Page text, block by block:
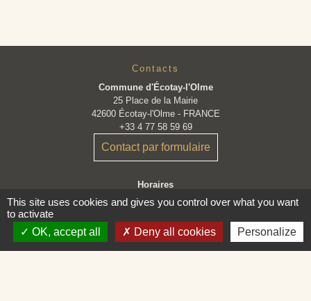
Contacts
Commune d'Écotay-l'Olme
25 Place de la Mairie
42600 Écotay-l'Olme - FRANCE
+33 4 77 58 59 69
Contact par formulaire
Horaires
Lundi : 9H30 - 12H30
Mardi : 9H30 - 12H30
Mercredi : Fermé
Jeudi : 9H30 - 12H30
Vendredi : 9H30 - 12H30 et 14H - 16H30
This site uses cookies and gives you control over what you want
to activate
OK, accept all
Deny all cookies Personalize